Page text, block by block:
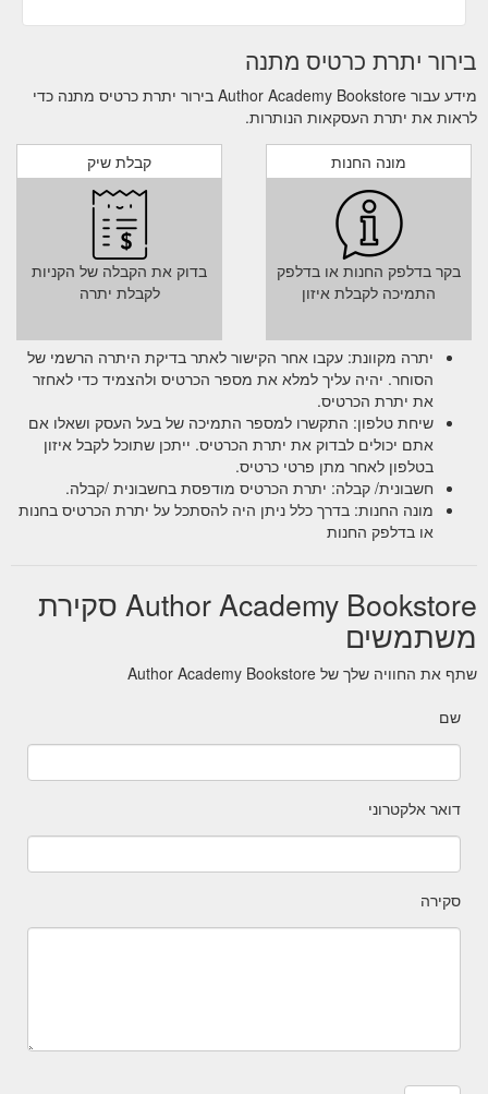
בירור יתרת כרטיס מתנה
מידע עבור Author Academy Bookstore בירור יתרת כרטיס מתנה כדי
לראות את יתרת העסקאות הנותרות.
קבלת שיק
בדוק את הקבלה של הקניות
לקבלת יתרה
מונה החנות
בקר בדלפק החנות או בדלפק
התמיכה לקבלת איזון
יתרה מקוונת: עקבו אחר הקישור לאתר בדיקת היתרה הרשמי של
הסוחר. יהיה עליך למלא את מספר הכרטיס ולהצמיד כדי לאחזר
את יתרת הכרטיס.
שיחת טלפון: התקשרו למספר התמיכה של בעל העסק ושאלו אם
אתם יכולים לבדוק את יתרת הכרטיס. ייתכן שתוכל לקבל איזון
בטלפון לאחר מתן פרטי כרטיס.
חשבונית/ קבלה: יתרת הכרטיס מודפסת בחשבונית /קבלה.
מונה החנות: בדרך כלל ניתן היה להסתכל על יתרת הכרטיס בחנות
או בדלפק החנות
Author Academy Bookstore סקירת
משתמשים
שתף את החוויה שלך של Author Academy Bookstore
שם
דואר אלקטרוני
סקירה